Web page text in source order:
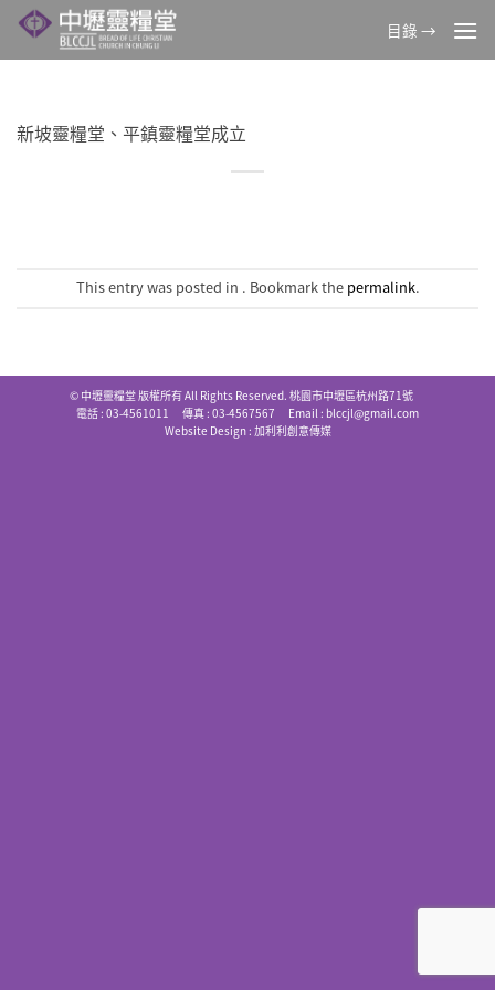
Skip
content
目錄 →
新坡靈糧堂、平鎮靈糧堂成立
This entry was posted in . Bookmark the permalink.
© 中壢靈糧堂 版權所有 All Rights Reserved. 桃園市中壢區杭州路71號
電話 : 03-4561011 傳真 : 03-4567567 Email : blccjl@gmail.com
Website Design : 加利利創意傳媒